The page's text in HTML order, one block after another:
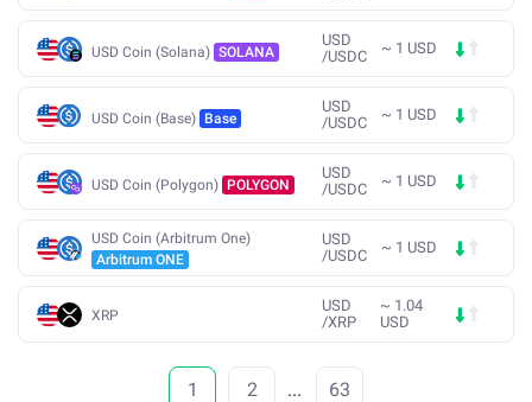
USD Coin (Solana) SOLANA
USD
/USDC ~ 1 USD
USD Coin (Base) Base
USD
/USDC ~ 1 USD
USD Coin (Polygon) POLYGON
USD
/USDC ~ 1 USD
USD Coin (Arbitrum One)
Arbitrum ONE
USD
/USDC ~ 1 USD
XRP
USD
/XRP
~ 1.04
USD
1 2 ... 63